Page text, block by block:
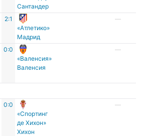
Сантандер
2:1
«Атлетико»
Мадрид
—
0:0
«Валенсия»
Валенсия
—
0:0
«Спортинг
де Хихон»
Хихон
—